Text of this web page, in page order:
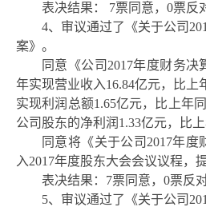
表决结果：
7票同意，0票反
4、审议通过了《关于公司
案》。
同意《公司 2017年度财务决
年实现营业收入16.84亿元，比上
实现利润总额1.65亿元，比上年
公司股东的净利润1.33亿元，比上
同意将《关于公司 2017年度
入2017年度股东大会会议议程，
表决结果： 7票同意，0票反
5、审议通过了《关于公司